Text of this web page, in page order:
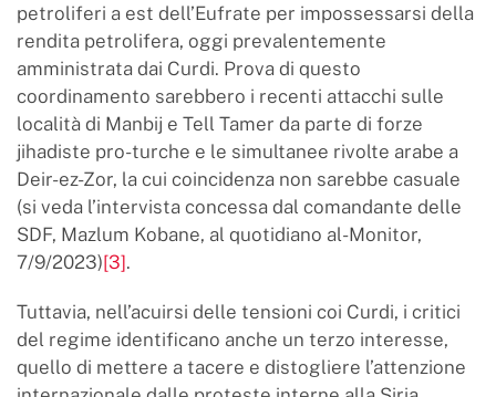
petroliferi a est dell’Eufrate per impossessarsi della
rendita petrolifera, oggi prevalentemente
amministrata dai Curdi. Prova di questo
coordinamento sarebbero i recenti attacchi sulle
località di Manbij e Tell Tamer da parte di forze
jihadiste pro-turche e le simultanee rivolte arabe a
Deir-ez-Zor, la cui coincidenza non sarebbe casuale
(si veda l’intervista concessa dal comandante delle
SDF, Mazlum Kobane, al quotidiano al-Monitor,
7/9/2023)[3].
Tuttavia, nell’acuirsi delle tensioni coi Curdi, i critici
del regime identificano anche un terzo interesse,
quello di mettere a tacere e distogliere l’attenzione